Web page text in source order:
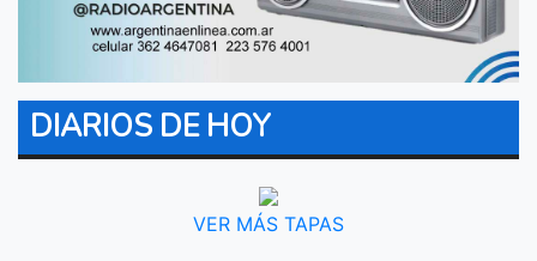
DIARIOS DE HOY
VER MÁS TAPAS